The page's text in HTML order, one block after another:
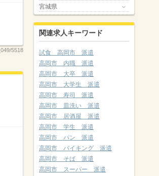
5518
宮城県
関連求人キーワード
試食 高岡市 派遣
高岡市 内職 派遣
高岡市 大卒 派遣
高岡市 大学生 派遣
高岡市 寿司 派遣
高岡市 皿洗い 派遣
高岡市 居酒屋 派遣
高岡市 学生 派遣
高岡市 パン 派遣
高岡市 バイキング 派遣
高岡市 そば 派遣
高岡市 スーパー 派遣